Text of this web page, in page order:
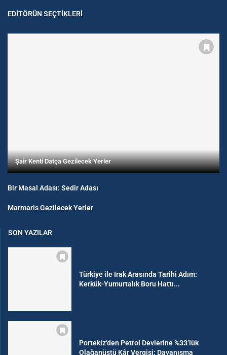
EDITÖRÜN SEÇTIKLERI
Şair Kenti Datça Gezilecek Yerler
Bir Masal Adası: Sedir Adası
Marmaris Gezilecek Yerler
SON YAZILAR
Türkiye ile Irak Arasında Tarihi Adım:
Kerkük-Yumurtalık Boru Hattı...
Portekiz’den Petrol Devlerine %33’lük
Olağanüstü Kâr Vergisi: Dayanışma